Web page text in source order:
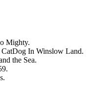
Mighty.
In Winslow Land.
the Sea.